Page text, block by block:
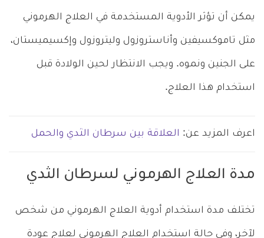
يمكن أن تؤثر الأدوية المستخدمة في العلاج الهرموني
مثل تاموكسيفين وأناستروزول وليتروزول وإكسيميستان،
على الجنين ونموه. ويجب الانتظار لحين الولادة قبل
استخدام هذا العلاج.
اعرف المزيد عن: العلاقة بين سرطان الثدي والحمل
مدة العلاج الهرموني لسرطان الثدي
تختلف مدة استخدام أدوية العلاج الهرموني من شخص
لآخر، وفي حالة استخدام العلاج الهرموني لعلاج عودة